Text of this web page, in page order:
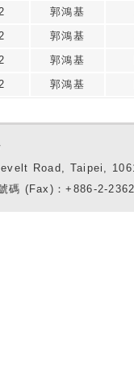
郭鴻基
郭鴻基
郭鴻基
郭鴻基
Road, Taipei,
(Fax)：+886-2-